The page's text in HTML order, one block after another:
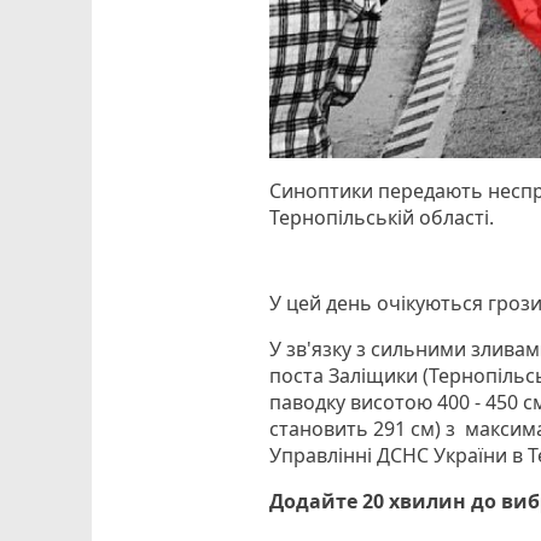
Синоптики передають
Тернопільській області.
У цей день очікуються
У зв'язку з сильними
поста Залiщики
паводку висотою 400 - 450
становить 291 см) з
Управлінні ДСНС України в
Додайте 20 хвилин до